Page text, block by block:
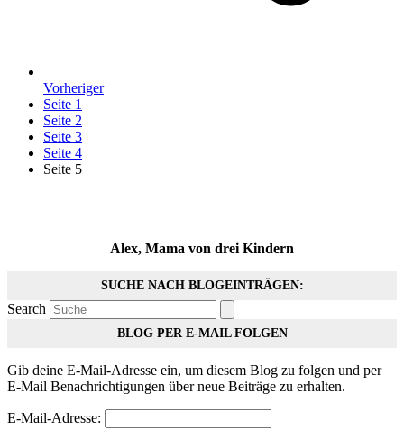
Vorheriger
Seite 1
Seite 2
Seite 3
Seite 4
Seite 5
Alex, Mama von drei Kindern
SUCHE NACH BLOGEINTRÄGEN:
Search
BLOG PER E-MAIL FOLGEN
Gib deine E-Mail-Adresse ein, um diesem Blog zu folgen und per
E-Mail Benachrichtigungen über neue Beiträge zu erhalten.
E-Mail-Adresse: